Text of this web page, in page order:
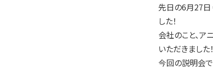
先日の6月27日
した！
会社のこと、
いただきました！
今回の説明会で